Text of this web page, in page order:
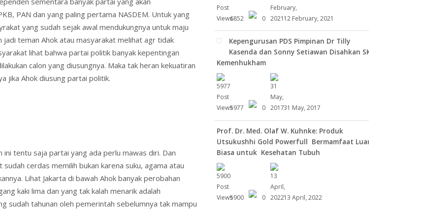
PAN dan yang paling pertama NASDEM. Untuk yang
yang sudah sejak awal mendukungnya untuk maju
jadi teman Ahok atau masyarakat melihat agr tidak
lihat bahwa partai politik banyak kepentingan
calon yang diusungnya. Maka tak heran kekuatiran
jika Ahok diusung partai politik.
ini tentu saja partai yang ada perlu mawas diri. Dan
cerdas memilih bukan karena suku, agama atau
Lihat Jakarta di bawah Ahok banyak perobahan
kaki lima dan yang tak kalah menarik adalah
sudah tahunan oleh pemerintah sebelumnya tak mampu
6852 0 12 February, 2021
Kepengurusan PDS Pimpinan Dr Tilly
Kasenda dan Sonny Setiawan Disahkan SK
Kemenhukham
5977 0 31 May, 2017
Prof. Dr. Med. Olaf W. Kuhnke: Produk
Utsukushhi Gold Powerfull Bermamfaat Luar
Biasa untuk Kesehatan Tubuh
5900 0 13 April, 2022